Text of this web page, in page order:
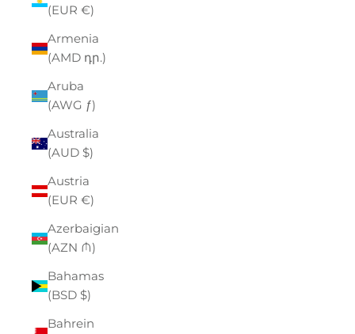
(EUR €)
Armenia
(AMD դր.)
Aruba
(AWG ƒ)
Australia
(AUD $)
Austria
(EUR €)
Azerbaigian
(AZN ₼)
Bahamas
(BSD $)
Bahrein